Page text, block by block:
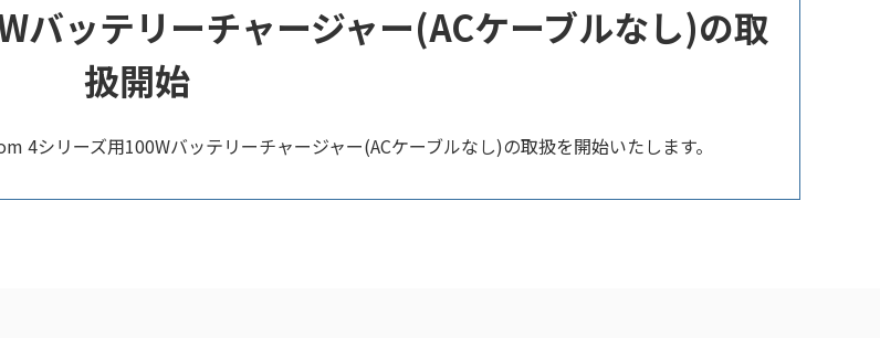
ッテリーチャージャー(ACケーブルなし)の取
扱開始
4シリーズ用100Wバッテリーチャージャー(ACケーブルなし)の取扱を開始いたします。